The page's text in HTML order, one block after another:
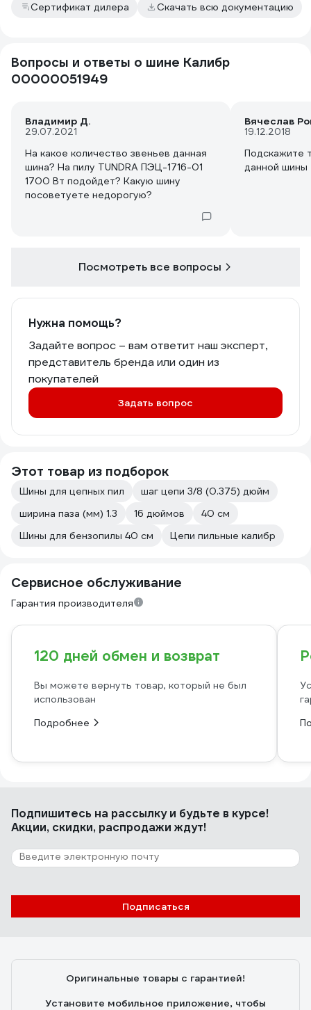
Сертификат дилера Скачать всю документацию
Вопросы и ответы о шине Калибр
00000051949
Владимир Д.
29.07.2021
На какое количество звеньев данная
шина? На пилу TUNDRA ПЭЦ-1716-01
1700 Вт подойдет? Какую шину
посоветуете недорогую?
Вячеслав
19.12.2018
Подскажите
данной шины
Посмотреть все вопросы
Нужна помощь?
Задайте вопрос – вам ответит наш эксперт,
представитель бренда или один из
покупателей
Задать вопрос
Этот товар из подборок
Шины для цепных пил
шаг цепи 3/8 (0.375) дюйм
ширина паза (мм) 1.3
16 дюймов
40 см
Шины для бензопилы 40 см
Цепи пильные калибр
Сервисное обслуживание
Гарантия производителя
120 дней обмен и возврат
Вы можете вернуть товар, который не был
использован
Подробнее
Подпишитесь на рассылкуи будьте в курсе!
Акции, скидки, распродажи ждут!
Подписаться
Оригинальные товары с гарантией!
Установите мобильное приложение, чтобы